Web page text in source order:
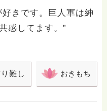
きです。巨人軍は紳
感してます。”
難し おきもち